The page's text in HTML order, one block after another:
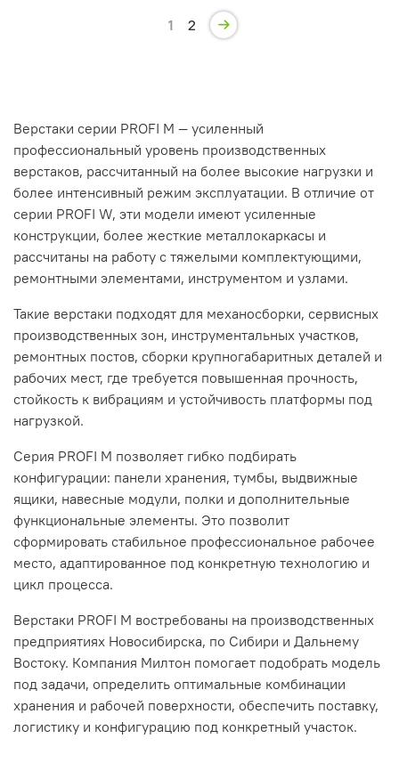
1 2
Верстаки серии PROFI M — усиленный
профессиональный уровень производственных
верстаков, рассчитанный на более высокие нагрузки и
более интенсивный режим эксплуатации. В отличие от
серии PROFI W, эти модели имеют усиленные
конструкции, более жесткие металлокаркасы и
рассчитаны на работу с тяжелыми комплектующими,
ремонтными элементами, инструментом и узлами.
Такие верстаки подходят для механосборки, сервисных
производственных зон, инструментальных участков,
ремонтных постов, сборки крупногабаритных деталей и
рабочих мест, где требуется повышенная прочность,
стойкость к вибрациям и устойчивость платформы под
нагрузкой.
Серия PROFI M позволяет гибко подбирать
конфигурации: панели хранения, тумбы, выдвижные
ящики, навесные модули, полки и дополнительные
функциональные элементы. Это позволит
сформировать стабильное профессиональное рабочее
место, адаптированное под конкретную технологию и
цикл процесса.
Верстаки PROFI M востребованы на производственных
предприятиях Новосибирска, по Сибири и Дальнему
Востоку. Компания Милтон помогает подобрать модель
под задачи, определить оптимальные комбинации
хранения и рабочей поверхности, обеспечить поставку,
логистику и конфигурацию под конкретный участок.